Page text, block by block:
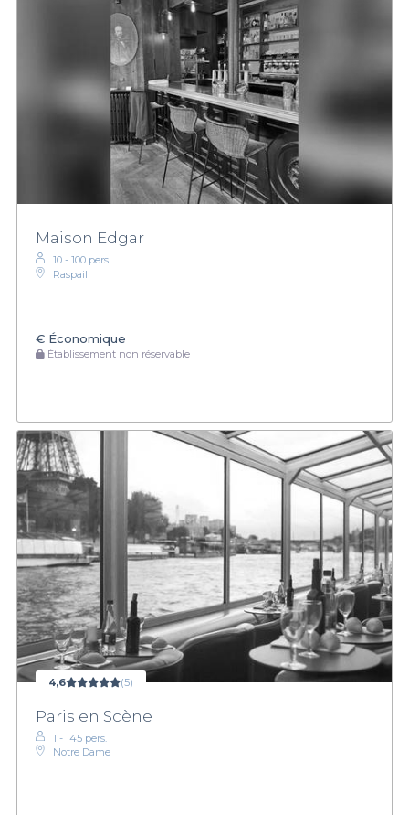
Maison Edgar
10 - 100 pers.
Raspail
€ Économique
Établissement non réservable
4,6 (5)
Paris en Scène
1 - 145 pers.
Notre Dame